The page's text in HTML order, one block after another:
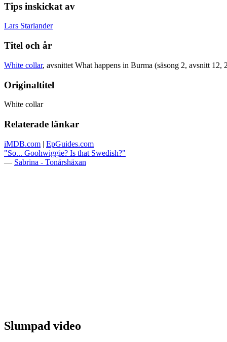
Tips inskickat av
Lars Starlander
Titel och år
White collar, avsnittet What happens in Burma (säsong 2, avsnitt 12,
Originaltitel
White collar
Relaterade länkar
iMDB.com | EpGuides.com
"So... Goohwiggie? Is that Swedish?"
— Sabrina - Tonårshäxan
Slumpad video